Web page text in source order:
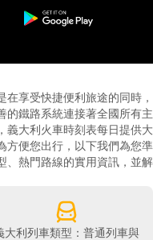
享受快捷便利旅途的同時，
的鐵路系統連接著全國所有主
義大利火車時刻表每日提供大
方便您出行，以下我們為您準
、熱門路線的實用資訊，並解
大利列車類型：普通列車與